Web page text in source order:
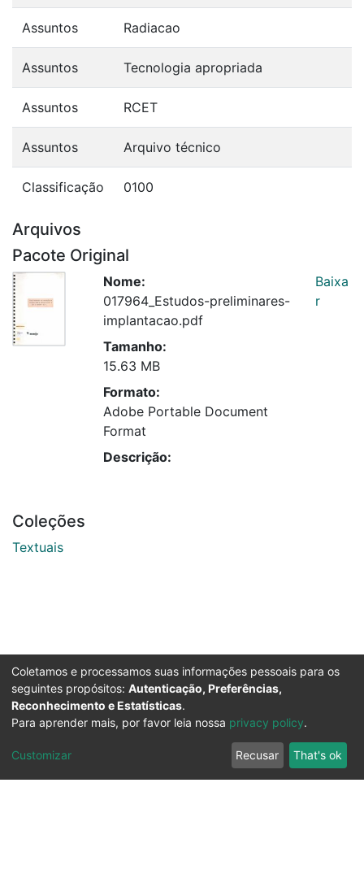
Assuntos Radiacao
Assuntos Tecnologia apropriada
Assuntos RCET
Assuntos Arquivo técnico
Classificação 0100
Arquivos
Pacote Original
Nome:
017964_Estudos-preliminares-
implantacao.pdf
Tamanho:
15.63 MB
Formato:
Adobe Portable Document
Format
Descrição:
Baixa
r
Coleções
Textuais
Coletamos e processamos suas informações pessoais para os
seguintes propósitos: Autenticação, Preferências,
Reconhecimento e Estatísticas.
Para aprender mais, por favor leia nossa privacy policy.
Customizar Recusar That's ok